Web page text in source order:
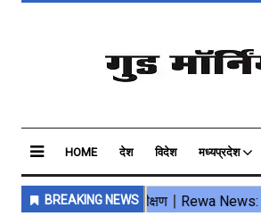
HOME देश विदेश मध्यप्रदेश